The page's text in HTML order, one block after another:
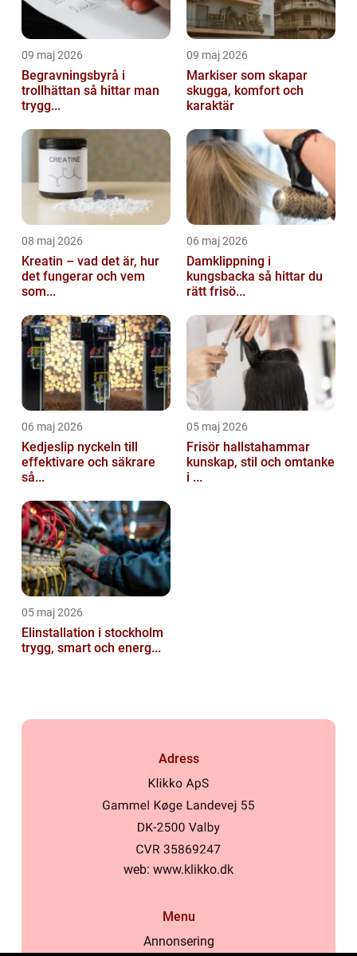
09 maj 2026
Begravningsbyrå i
trollhättan så hittar man
trygg...
09 maj 2026
Markiser som skapar
skugga, komfort och
karaktär
08 maj 2026
Kreatin – vad det är, hur
det fungerar och vem
som...
06 maj 2026
Damklippning i
kungsbacka så hittar du
rätt frisö...
06 maj 2026
Kedjeslip nyckeln till
effektivare och säkrare
så...
05 maj 2026
Frisör hallstahammar
kunskap, stil och omtanke
i ...
05 maj 2026
Elinstallation i stockholm
trygg, smart och energ...
Adress
web: www.klikko.dk
Menu
Annonsering